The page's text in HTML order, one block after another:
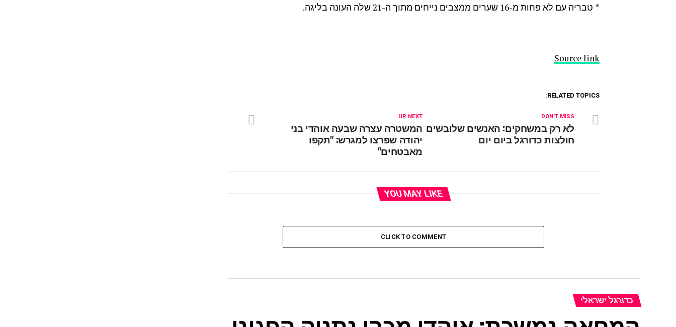
* טבריה עם לא פחות מ-16 שערים ממצבים נייחים מתוך ה-21 שלה העונה בליגה.
Source link
RELATED TOPICS:
UP NEXT
המשטרה עצרה שבעה אוהדי בני
יהודה שפרצו למגרש: "תקפו
מאבטחים"
DON'T MISS
לא רק במשחקים: האנשים שלובשים
חולצות כדורגל ביום יום
YOU MAY LIKE
CLICK TO COMMENT
כדורגל ישראלי